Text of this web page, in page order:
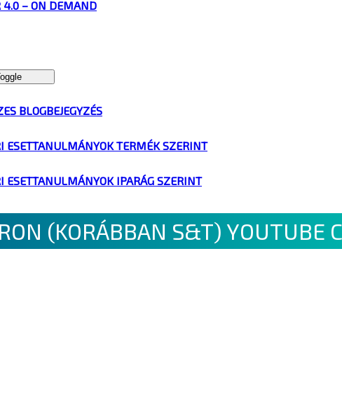
4.0 – ON DEMAND
BLOGBEJEGYZÉS
ESETTANULMÁNYOK TERMÉK SZERINT
ESETTANULMÁNYOK IPARÁG SZERINT
(KORÁBBAN S&T)